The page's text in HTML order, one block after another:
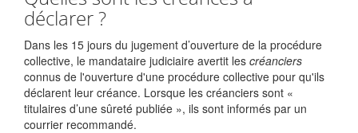
déclarer ?
Dans les 15 jours du jugement d’ouverture de la procédure
collective, le mandataire judiciaire avertit les créanciers
connus de l'ouverture d'une procédure collective pour qu'ils
déclarent leur créance. Lorsque les créanciers sont «
titulaires d’une sûreté publiée », ils sont informés par un
courrier recommandé.